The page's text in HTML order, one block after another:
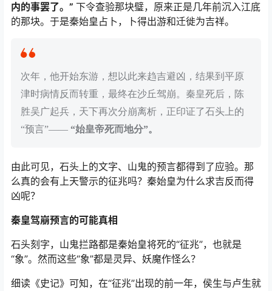
内的事罢了。” 下令查验那块璧，原来正是几年前沉入江底
的那块。于是秦始皇占卜，卜得出游和迁徙为吉祥。
次年，他开始东游，想以此来趋吉避凶，结果到平原
津时病情反而转重，最终在沙丘驾崩。秦皇死后，陈
胜吴广起兵，天下再次分崩离析，正印证了石头上的
“预言”—— “始皇帝死而地分”。
由此可见，石头上的文字、山鬼的预言都得到了应验。那
么真的会有上天警示的征兆吗？秦始皇为什么求吉反而得
凶呢？
秦皇驾崩预言的可能真相
石头刻字，山鬼拦路都是秦始皇将死的“征兆”，也就是
“象”。然而这些“象”都是灵异、妖魔作怪么？
细读《史记》可知，在“征兆”出现的前一年，侯生与卢生就